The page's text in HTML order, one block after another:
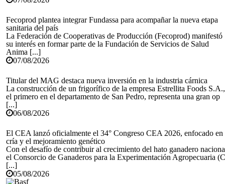
Fecoprod plantea integrar Fundassa para acompañar la nueva etapa
sanitaria del país
La Federación de Cooperativas de Producción (Fecoprod) manifestó
su interés en formar parte de la Fundación de Servicios de Salud
Anima [...]
07/08/2026
Titular del MAG destaca nueva inversión en la industria cárnica
La construcción de un frigorífico de la empresa Estrellita Foods S.A.,
el primero en el departamento de San Pedro, representa una gran op
[...]
06/08/2026
El CEA lanzó oficialmente el 34° Congreso CEA 2026, enfocado en
cría y el mejoramiento genético
Con el desafío de contribuir al crecimiento del hato ganadero
el Consorcio de Ganaderos para la Experimentación Agropecuaria
[...]
05/08/2026